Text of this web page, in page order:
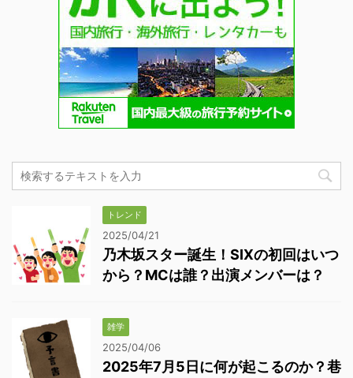
トレンド
2025/04/21
乃木坂スター誕生！SIXの初回はいつ
から？MCは誰？出演メンバーは？
雑学
2025/04/06
2025年7月5日に何が起こるのか？巷